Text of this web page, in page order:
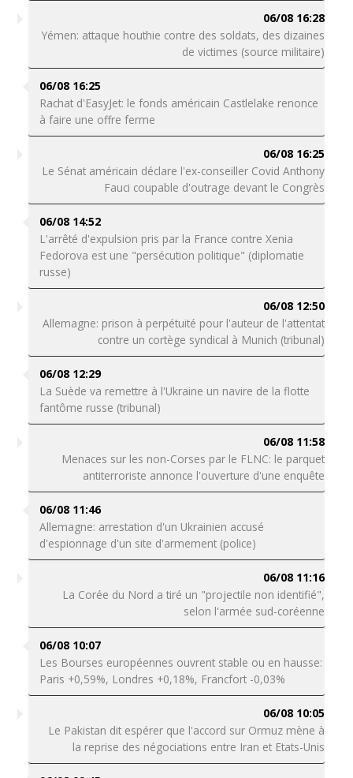
06/08 16:28
Yémen: attaque houthie contre des soldats, des dizaines
de victimes (source militaire)
06/08 16:25
Rachat d'EasyJet: le fonds américain Castlelake renonce
à faire une offre ferme
06/08 16:25
Le Sénat américain déclare l'ex-conseiller Covid Anthony
Fauci coupable d'outrage devant le Congrès
06/08 14:52
L'arrêté d'expulsion pris par la France contre Xenia
Fedorova est une "persécution politique" (diplomatie
russe)
06/08 12:50
Allemagne: prison à perpétuité pour l'auteur de l'attentat
contre un cortège syndical à Munich (tribunal)
06/08 12:29
La Suède va remettre à l'Ukraine un navire de la flotte
fantôme russe (tribunal)
06/08 11:58
Menaces sur les non-Corses par le FLNC: le parquet
antiterroriste annonce l'ouverture d'une enquête
06/08 11:46
Allemagne: arrestation d'un Ukrainien accusé
d'espionnage d'un site d'armement (police)
06/08 11:16
La Corée du Nord a tiré un "projectile non identifié",
selon l'armée sud-coréenne
06/08 10:07
Les Bourses européennes ouvrent stable ou en hausse:
Paris +0,59%, Londres +0,18%, Francfort -0,03%
06/08 10:05
Le Pakistan dit espérer que l'accord sur Ormuz mène à
la reprise des négociations entre Iran et Etats-Unis